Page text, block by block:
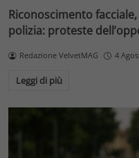
Riconoscimento
polizia: proteste
Redazione VelvetMAG 4
Leggi di più